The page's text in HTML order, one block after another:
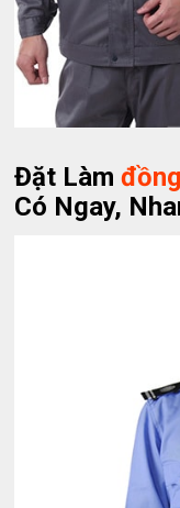
Đặt Làm
Có Ngay,